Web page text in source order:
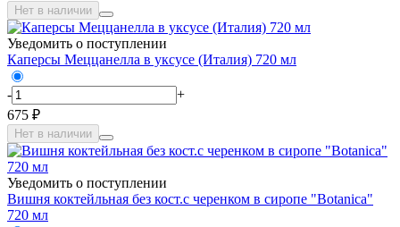
Нет в наличии
Уведомить о поступлении
Каперсы Меццанелла в уксусе (Италия) 720 мл
-
+
675 ₽
Нет в наличии
Уведомить о поступлении
Вишня коктейльная без кост.с черенком в сиропе "Botanica"
720 мл